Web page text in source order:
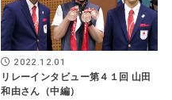
2022.12.01
リレーインタビュー第４１回 山田
和由さん（中編）